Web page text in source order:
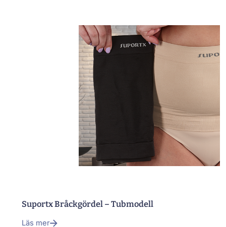
Suportx Bråckgördel – Tubmodell
Läs mer